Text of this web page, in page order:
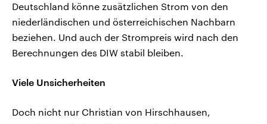
Deutschland könne zusätzlichen Strom von den
niederländischen und österreichischen Nachbarn
beziehen. Und auch der Strompreis wird nach den
Berechnungen des DIW stabil bleiben.
Viele Unsicherheiten
Doch nicht nur Christian von Hirschhausen,